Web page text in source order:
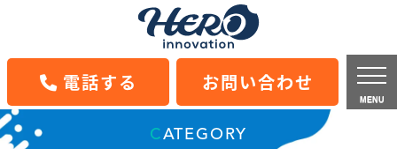
電話する お問い合わせ
MENU
CATEGORY